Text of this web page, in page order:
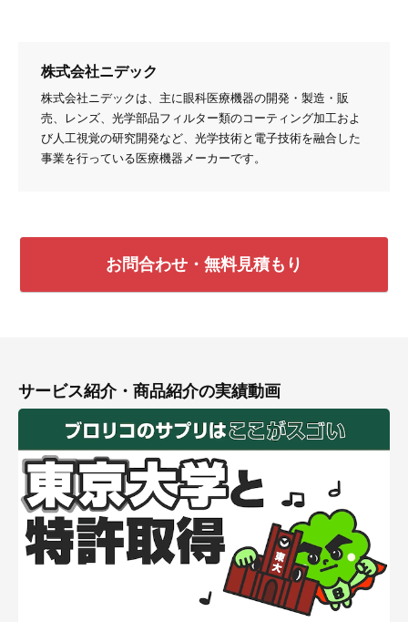
株式会社ニデック
株式会社ニデックは、主に眼科医療機器の開発・製造・販
売、レンズ、光学部品フィルター類のコーティング加工およ
び人工視覚の研究開発など、光学技術と電子技術を融合した
事業を行っている医療機器メーカーです。
お問合わせ・無料見積もり
サービス紹介・商品紹介の実績動画